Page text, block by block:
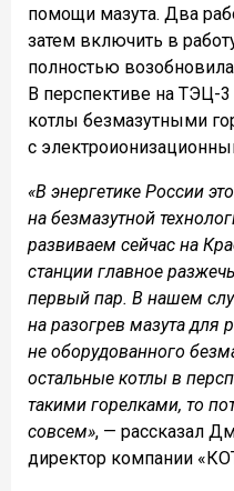
помощи мазута. Два
затем включить в
полностью
В перспективе на ТЭЦ-
котлы безмазутными
с
«В энергетике России
на безмазутной
развиваем сейчас на
станции главное
первый пар. В нашем
на разогрев мазута для
не оборудованного
остальные котлы в
такими горелками, то
совсем», — рассказал
директор компании